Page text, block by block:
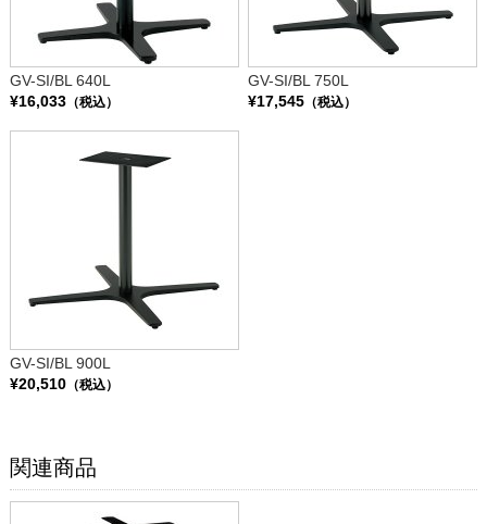
GV-SI/BL 640L
¥16,033（税込）
GV-SI/BL 750L
¥17,545 （税込）
GV-SI/BL 900L
¥20,510（税込）
関連商品